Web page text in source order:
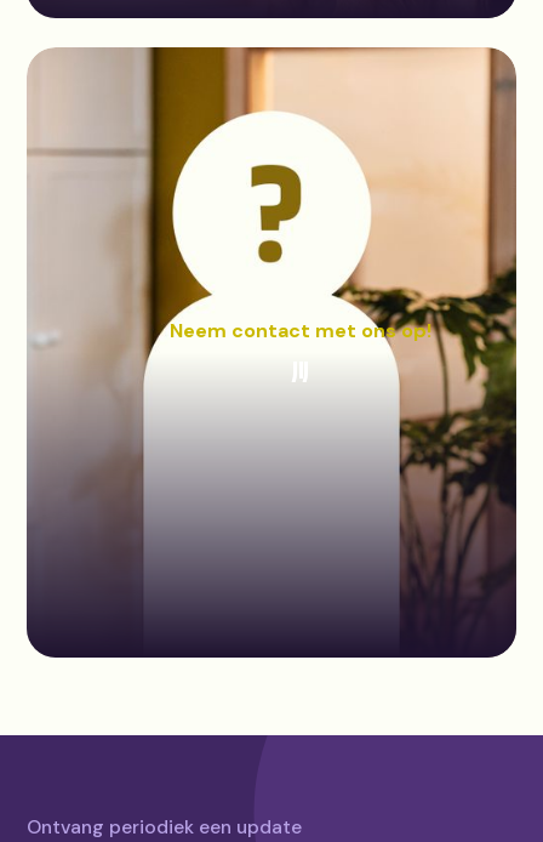
Neem contact met ons op!
JIJ
Ontvang periodiek een update